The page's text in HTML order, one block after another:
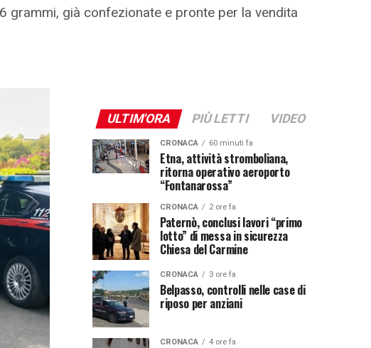
grammi, già confezionate e pronte per la vendita
ULTIM'ORA PIÙ LETTI VIDEO
CRONACA 60 minuti fa
Etna, attività stromboliana,
ritorna operativo aeroporto
“Fontanarossa”
CRONACA 2 ore fa
Paternò, conclusi lavori “primo
lotto” di messa in sicurezza
Chiesa del Carmine
CRONACA 3 ore fa
Belpasso, controlli nelle case di
riposo per anziani
CRONACA 4 ore fa